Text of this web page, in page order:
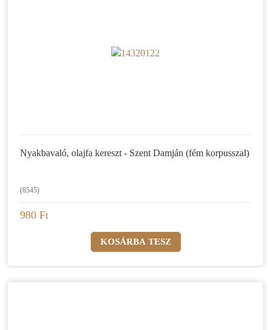
Nyakbavaló, olajfa kereszt - Szent Damján (fém korpusszal)
(8545)
980 Ft